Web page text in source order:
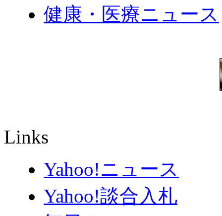
健康・医療ニュース
Links
Yahoo!ニュース
Yahoo!談合入札